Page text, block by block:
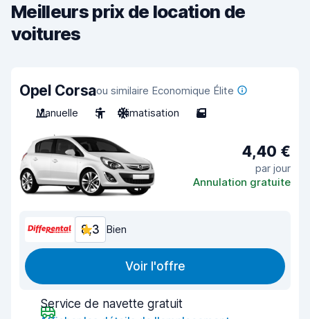
Meilleurs prix de location de
voitures
Opel Corsaou similaire Economique Élite
Manuelle
5 Climatisation 5
4,40 €
par jour
Annulation gratuite
8,3 Bien
Voir l'offre
Service de navette gratuit